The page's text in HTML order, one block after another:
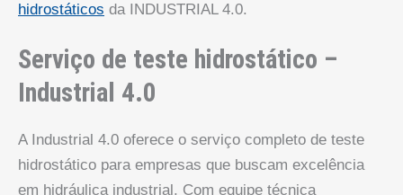
hidrostáticos da INDUSTRIAL 4.0.
Serviço de teste hidrostático –
Industrial 4.0
A Industrial 4.0 oferece o serviço completo de teste
hidrostático para empresas que buscam excelência
em hidráulica industrial. Com equipe técnica